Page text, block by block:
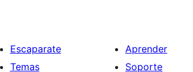
Escaparate
Temas
Aprender
Soporte